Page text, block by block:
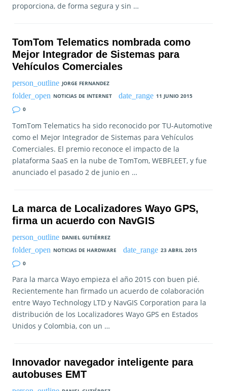
proporciona, de forma segura y sin …
TomTom Telematics nombrada como
Mejor Integrador de Sistemas para
Vehículos Comerciales
JORGE FERNANDEZ
NOTICIAS DE INTERNET
11 JUNIO 2015
0
TomTom Telematics ha sido reconocido por TU-Automotive
como el Mejor Integrador de Sistemas para Vehículos
Comerciales. El premio reconoce el impacto de la
plataforma SaaS en la nube de TomTom, WEBFLEET, y fue
anunciado el pasado 2 de junio en …
La marca de Localizadores Wayo GPS,
firma un acuerdo con NavGIS
DANIEL GUTIÉRREZ
NOTICIAS DE HARDWARE
23 ABRIL 2015
0
Para la marca Wayo empieza el año 2015 con buen pié.
Recientemente han firmado un acuerdo de colaboración
entre Wayo Technology LTD y NavGIS Corporation para la
distribución de los Localizadores Wayo GPS en Estados
Unidos y Colombia, con un …
Innovador navegador inteligente para
autobuses EMT